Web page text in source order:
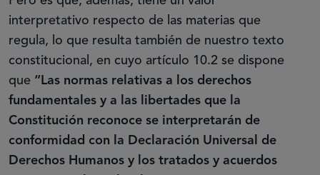
interpretativo respecto de las materias que
regula, lo que resulta también de nuestro texto
constitucional, en cuyo artículo 10.2 se dispone
que “Las normas relativas a los derechos
fundamentales y a las libertades que la
Constitución reconoce se interpretarán de
conformidad con la Declaración Universal de
Derechos Humanos y los tratados y acuerdos